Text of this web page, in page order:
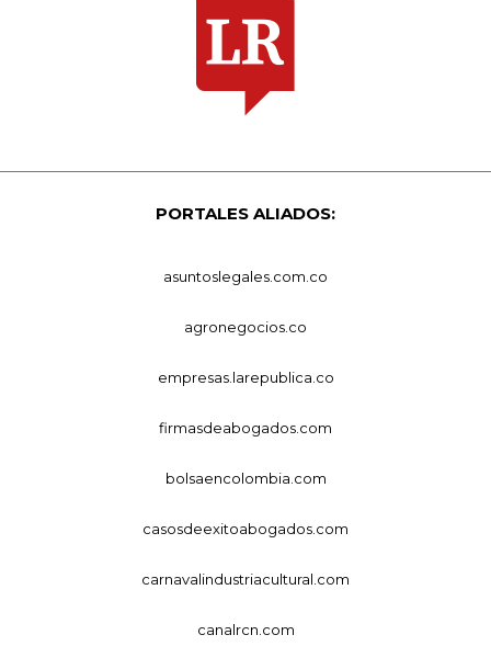
PORTALES ALIADOS:
asuntoslegales.com.co
agronegocios.co
empresas.larepublica.co
firmasdeabogados.com
bolsaencolombia.com
casosdeexitoabogados.com
carnavalindustriacultural.com
canalrcn.com